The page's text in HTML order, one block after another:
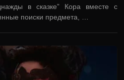
в сказке” Кора вместе с
поиски предмета, …